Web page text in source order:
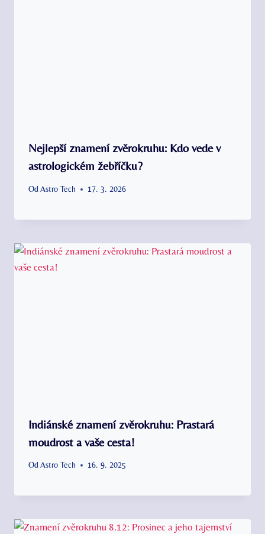
Nejlepší znamení zvěrokruhu: Kdo vede v
astrologickém žebříčku?
Od Astro Tech 17. 3. 2026
Indiánské znamení zvěrokruhu: Prastará
moudrost a vaše cesta!
OdAstro Tech 16. 9. 2025